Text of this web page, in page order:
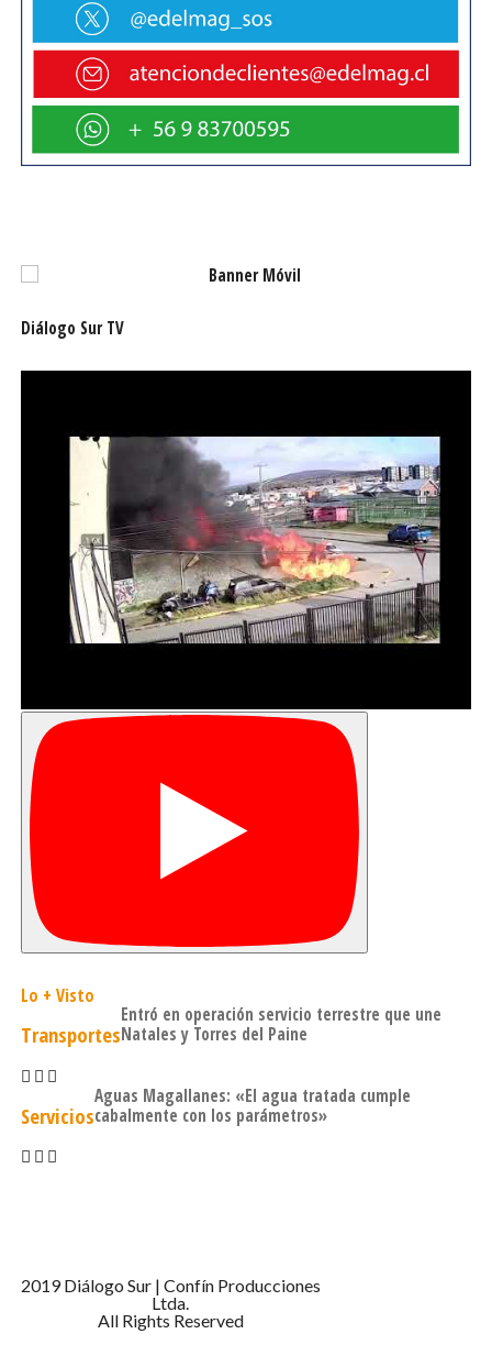
enriquecedora experiencia donde nos inspiraron para
desenvolvernos en una industria totalmente
masculinizada”.
Este tipo de instancias permiten valorar y promover el
talento femenino, contribuyendo al fortalecimiento de
una industria más diversa y al desarrollo de una región
Diálogo Sur TV
Lo + Visto
Transportes
Entró en operación servicio terrestre que une
Natales y Torres del Paine
Servicios
Aguas Magallanes: «El agua tratada cumple
cabalmente con los parámetros»
2019 Diálogo Sur | Confín Producciones
Ltda.
All Rights Reserved